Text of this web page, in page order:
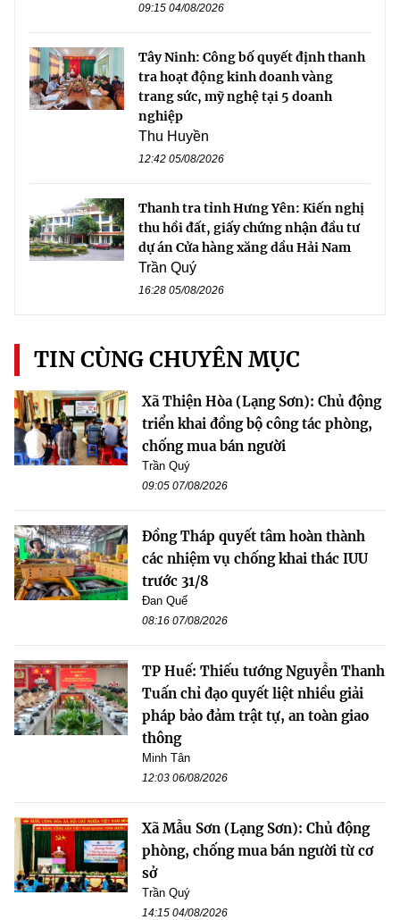
09:15 04/08/2026
Tây Ninh: Công bố quyết định thanh
tra hoạt động kinh doanh vàng
trang sức, mỹ nghệ tại 5 doanh
nghiệp
Thu Huyền
12:42 05/08/2026
Thanh tra tỉnh Hưng Yên: Kiến nghị
thu hồi đất, giấy chứng nhận đầu tư
dự án Cửa hàng xăng dầu Hải Nam
Trần Quý
16:28 05/08/2026
TIN CÙNG CHUYÊN MỤC
Xã Thiện Hòa (Lạng Sơn): Chủ động
triển khai đồng bộ công tác phòng,
chống mua bán người
Trần Quý
09:05 07/08/2026
Đồng Tháp quyết tâm hoàn thành
các nhiệm vụ chống khai thác IUU
trước 31/8
Đan Quế
08:16 07/08/2026
TP Huế: Thiếu tướng Nguyễn Thanh
Tuấn chỉ đạo quyết liệt nhiều giải
pháp bảo đảm trật tự, an toàn giao
thông
Minh Tân
12:03 06/08/2026
Xã Mẫu Sơn (Lạng Sơn): Chủ động
phòng, chống mua bán người từ cơ
sở
Trần Quý
14:15 04/08/2026